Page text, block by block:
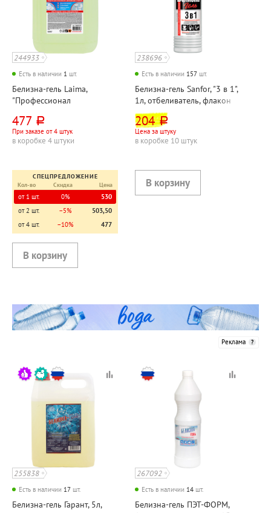
244933
Есть в наличии 1 шт.
Белизна-гель Laima,
"Профессионал
концентрат, канистра
477 руб.
При заказе от 4 штук
в коробке 4 штуки
СПЕЦПРЕДЛОЖЕНИЕ
Кол-во
Скидка Цена
от 1 шт. 0%
530
от 2 шт.
−5%
503,50
от 4 шт.
−10% 477
238696
Есть в наличии 157 шт.
Белизна-гель Sanfor, "3 в 1",
1л, отбеливатель, флакон
204 руб.
Цена за штуку
в коробке 10 штук
Реклама
255838
Есть в наличии 17 шт.
Белизна-гель Гарант, 5л,
267092
Есть в наличии 14 шт.
Белизна-гель ПЭТ-ФОРМ,